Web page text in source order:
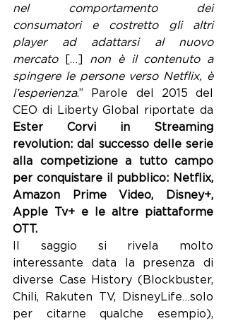
nel comportamento dei
consumatori e costretto gli altri
player ad adattarsi al nuovo
mercato
[…] non è il contenuto a
spingere le persone verso Netflix, è
l’esperienza.” Parole del 2015 del
Ester Corvi in Streaming
revolution: dal successo delle serie
alla competizione a tutto campo
per conquistare il pubblico: Netflix,
Amazon Prime Video, Disney+,
Apple Tv+ e le altre piattaforme
OTT.
Il saggio si rivela molto
interessante data la presenza di
diverse Case History (Blockbuster,
Chili, Rakuten TV, DisneyLife…solo
per citarne qualche esempio),